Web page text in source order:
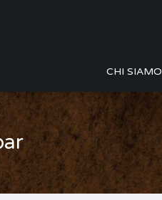
CHI SIAMO